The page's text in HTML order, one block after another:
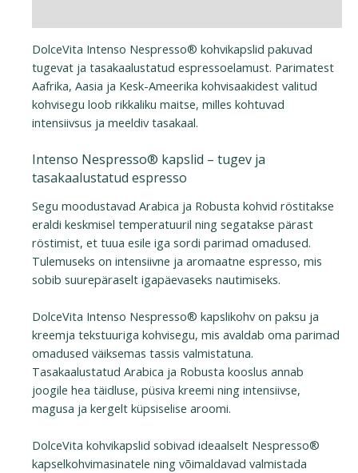
DolceVita Intenso Nespresso® kohvikapslid pakuvad
tugevat ja tasakaalustatud espressoelamust. Parimatest
Aafrika, Aasia ja Kesk-Ameerika kohvisaakidest valitud
kohvisegu loob rikkaliku maitse, milles kohtuvad
intensiivsus ja meeldiv tasakaal.
Intenso Nespresso® kapslid – tugev ja
tasakaalustatud espresso
Segu moodustavad Arabica ja Robusta kohvid röstitakse
eraldi keskmisel temperatuuril ning segatakse pärast
röstimist, et tuua esile iga sordi parimad omadused.
Tulemuseks on intensiivne ja aromaatne espresso, mis
sobib suurepäraselt igapäevaseks nautimiseks.
DolceVita Intenso Nespresso® kapslikohv on paksu ja
kreemja tekstuuriga kohvisegu, mis avaldab oma parimad
omadused väiksemas tassis valmistatuna.
Tasakaalustatud Arabica ja Robusta kooslus annab
joogile hea täidluse, püsiva kreemi ning intensiivse,
magusa ja kergelt küpsiselise aroomi.
DolceVita kohvikapslid sobivad ideaalselt Nespresso®
kapselkohvimasinatele ning võimaldavad valmistada